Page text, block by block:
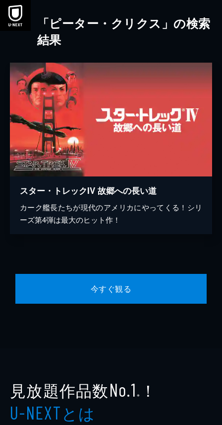
本文へスキップ
「ピーター・クリクス」の検索
結果
スター・トレックIV 故郷への長い道
カーク艦長たちが現代のアメリカにやってくる！シリ
ーズ第4弾は最大のヒット作！
今すぐ観る
見放題作品数No.1 ※ ！
U-NEXTとは